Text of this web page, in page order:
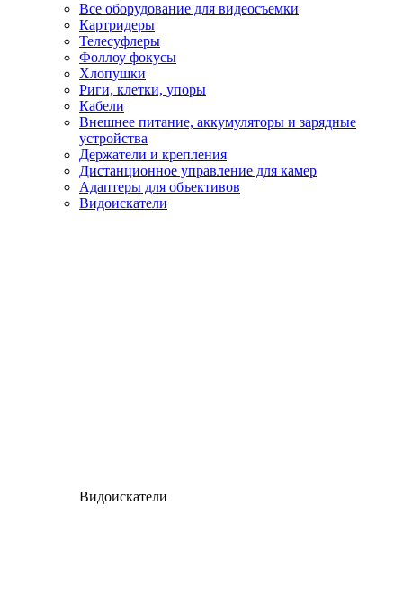
Все оборудование для видеосъемки
Картридеры
Телесуфлеры
Фоллоу фокусы
Хлопушки
Риги, клетки, упоры
Кабели
Внешнее питание, аккумуляторы и зарядные
устройства
Держатели и крепления
Дистанционное управление для камер
Адаптеры для объективов
Видоискатели
Видоискатели